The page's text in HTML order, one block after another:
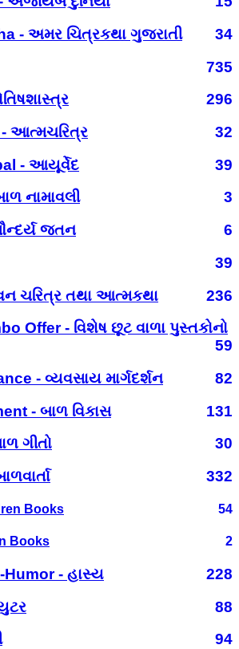
- અમર ચિત્રકથા ગુજરાતી
34
735
296
આત્મચરિત્ર
32
- આયૂર્વેદ
39
નામાવલી
3
જતન
6
39
ચરિત્ર તથા આત્મકથા
236
Offer - વિશેષ છૂટ વાળા પુસ્તકોનો
59
- વ્યવસાય માર્ગદર્શન
82
- બાળ વિકાસ
131
ગીતો
30
332
Books 54
Books 2
- હાસ્ય
228
88
94